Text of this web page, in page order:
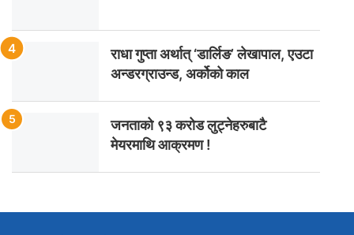
राधा गुप्ता अर्थात् ‘डार्लिङ’ लेखापाल, एउटा
अन्डरग्राउन्ड, अर्कोको काल
जनताको ९३ करोड लुट्नेहरुबाटै
मेयरमाथि आक्रमण !